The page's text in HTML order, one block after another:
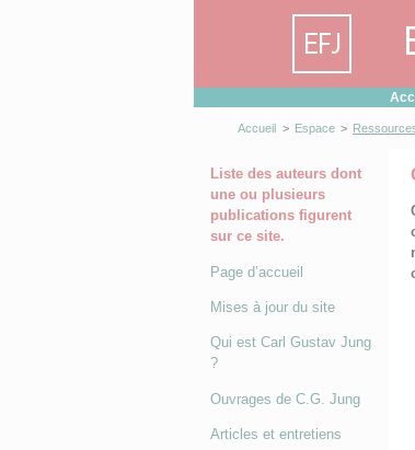
Accueil > Espace >
Liste des auteurs dont
une ou plusieurs
publications figurent
sur ce site.
Page d’accueil
Mises à jour du site
Qui est Carl Gustav Jung
?
Ouvrages de C.G. Jung
Articles et entretiens